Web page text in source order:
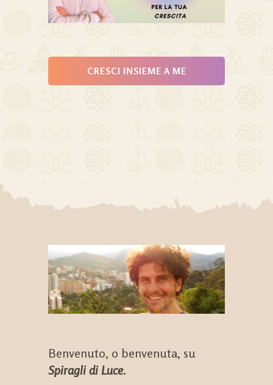
CRESCI INSIEME A ME
Benvenuto, o benvenuta, su
Spiragli di Luce.